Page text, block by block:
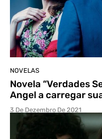
NOVELAS
Novela “Verdades
Angel a carregar
3 De Dezembro De 2021